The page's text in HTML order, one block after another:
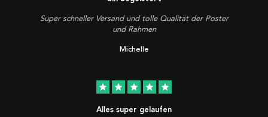
Super schneller Versand und tolle Qualität der Poster
und Rahmen
Michelle
star star star star star
Alles super gelaufen